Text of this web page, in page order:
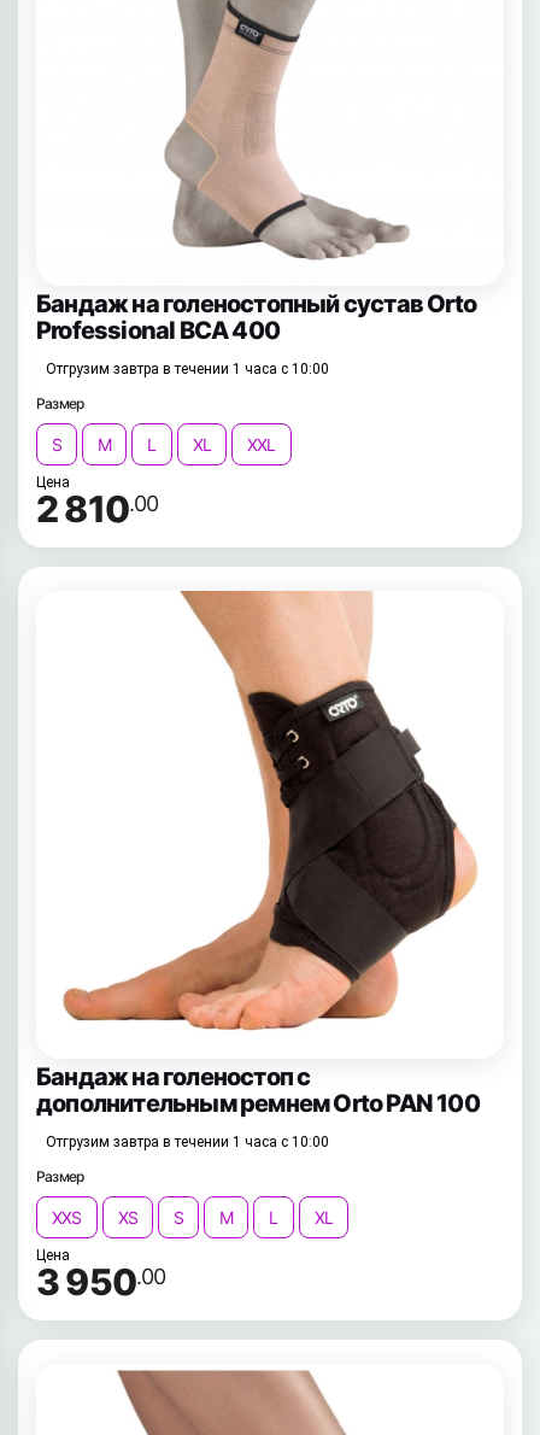
Бандаж на голеностопный сустав Orto
Professional BCA 400
Отгрузим завтра в течении 1 часа с 10:00
Размер
S M L XL XXL
Цена
2 810.00
Бандаж на голеностоп с
дополнительным ремнем Orto PAN 100
Отгрузим завтра в течении 1 часа с 10:00
Размер
XXS XS S M L XL
Цена
3 950.00